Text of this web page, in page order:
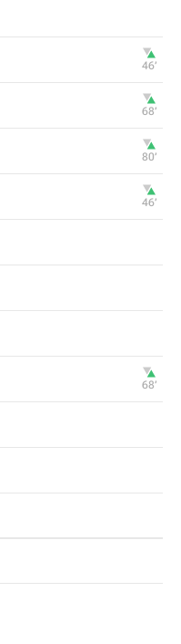
46‎’‎
68‎’‎
80‎’‎
46‎’‎
68‎’‎